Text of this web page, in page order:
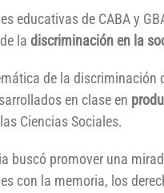
educativas de CABA y
la discriminación en la
de la discriminación
en clase en
Ciencias Sociales.
buscó promover una
con la memoria, los